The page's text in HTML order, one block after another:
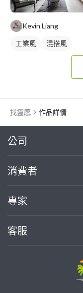
Kevin Liang
工業風 混搭風
找靈感 作品詳情
公司
關於我們
部落格
加入我們
消費者
買服務
熱門服務
專家
案件中心
客服
繼續完成